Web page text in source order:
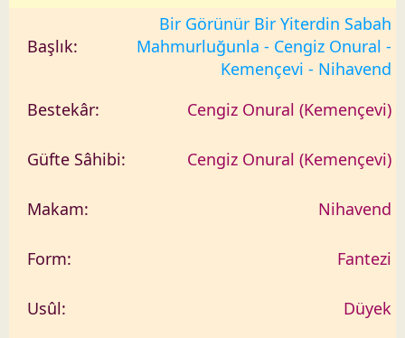
Bir Görünür Bir Yiterdin Sabah
Mahmurluğunla - Cengiz Onural -
Kemençevi - Nihavend
Cengiz Onural (Kemençevi)
Cengiz Onural (Kemençevi)
Nihavend
Fantezi
Düyek